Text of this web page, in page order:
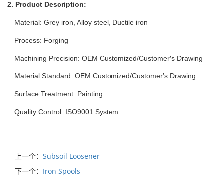
2. Product Description:
Material: Grey iron, Alloy steel, Ductile iron
Process: Forging
Machining Precision: OEM Customized/Customer′s Drawing
Material Standard: OEM Customized/Customer′s Drawing
Surface Treatment: Painting
Quality Control: ISO9001 System
上一个： Subsoil Loosener
下一个： Iron Spools